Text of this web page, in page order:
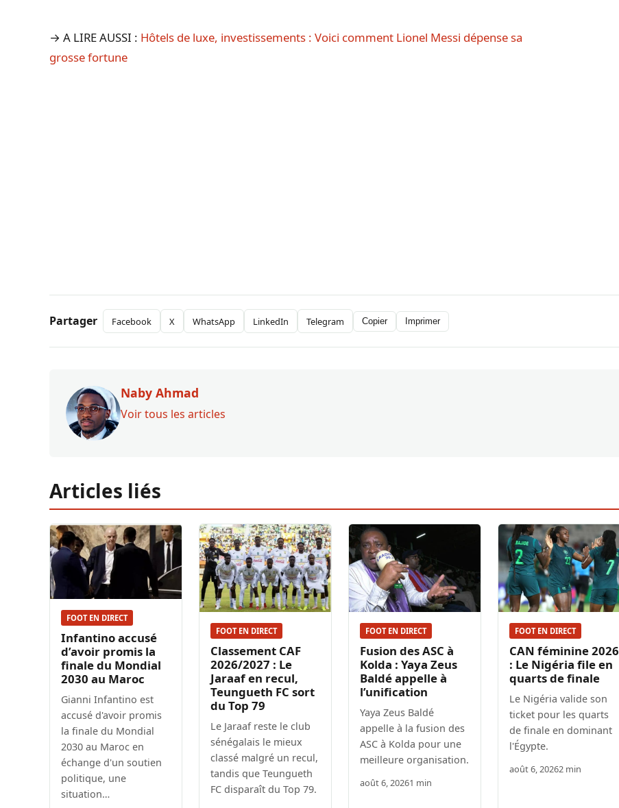
→ A LIRE AUSSI : Hôtels de luxe, investissements : Voici comment Lionel Messi dépense sa
grosse fortune
Partager Facebook X WhatsApp LinkedIn Telegram Copier Imprimer
Naby Ahmad
Voir tous les articles
Articles liés
FOOT EN DIRECT
Infantino accusé
d’avoir promis la
finale du Mondial
2030 au Maroc
Gianni Infantino est
accusé d'avoir promis
la finale du Mondial
2030 au Maroc en
échange d'un soutien
politique, une
situation…
FOOT EN DIRECT
Classement CAF
2026/2027 : Le
Jaraaf en recul,
Teungueth FC sort
du Top 79
Le Jaraaf reste le club
sénégalais le mieux
classé malgré un recul,
tandis que Teungueth
FC disparaît du Top 79.
FOOT EN DIRECT
Fusion des ASC à
Kolda : Yaya Zeus
Baldé appelle à
l’unification
Yaya Zeus Baldé
appelle à la fusion des
ASC à Kolda pour une
meilleure organisation.
août 6, 20261 min
FOOT EN DIRECT
CAN féminine 2026
: Le Nigéria file en
quarts de finale
Le Nigéria valide son
ticket pour les quarts
de finale en dominant
l'Égypte.
août 6, 20262 min